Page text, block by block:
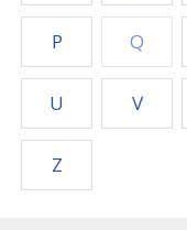
P Q
U V
Z